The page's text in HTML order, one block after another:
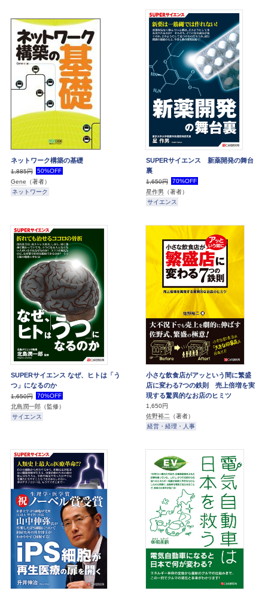
ネットワーク構築の基礎
1,885円
50%OFF
Gene （著者）
ネットワーク
SUPERサイエンス 新薬開発の舞台
裏
1,650円
70%OFF
星作男 （著者）
サイエンス
SUPERサイエンス なぜ、ヒトは「う
つ」になるのか
1,650円
70%OFF
北島潤一郎 （監修）
サイエンス
小さな飲食店がアッという間に繁盛
店に変わる7つの鉄則 売上倍増を実
現する驚異的なお店のヒミツ
1,650円
佐野裕二 （著者）
経営・経理・人事